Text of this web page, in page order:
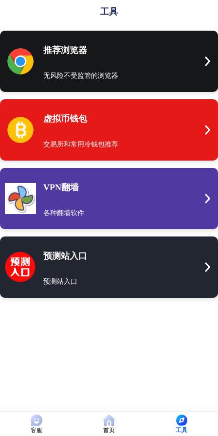
工具
推荐浏览器
无风险不受监管的浏览器
虚拟币钱包
交易所和常用冷钱包推荐
VPN翻墙
各种翻墙软件
预测站入口
预测站入口
客服 首页 工具